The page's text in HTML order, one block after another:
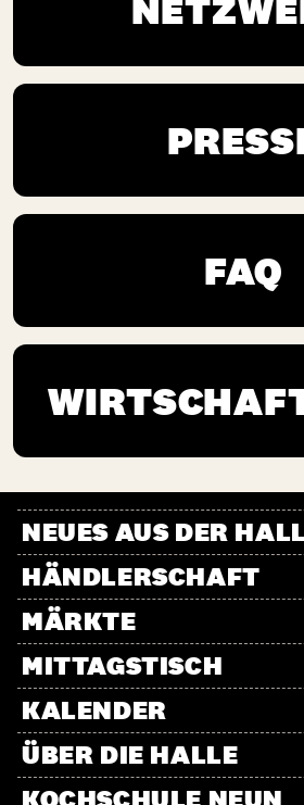
FAQ
NEUES AUS DER
HÄNDLERSCHAFT
MÄRKTE
MITTAGSTISCH
KALENDER
ÜBER DIE HALLE